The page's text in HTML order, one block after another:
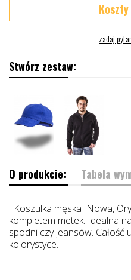
Stwórz zestaw:
O produkcie: Tabela
Koszulka męska Nowa,
kompletem metek. Idealna
spodni czy jeansów.
kolorystyce.